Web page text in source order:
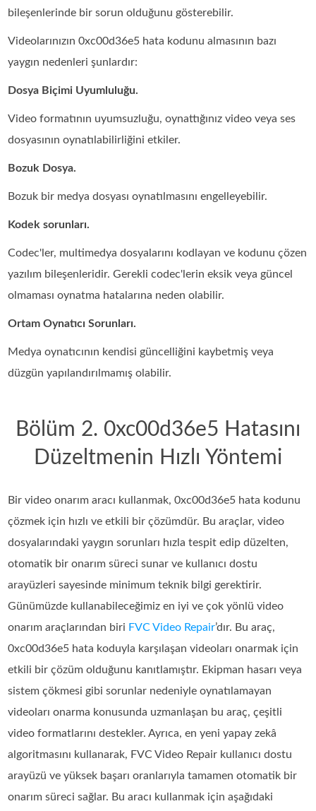
bileşenlerinde bir sorun olduğunu gösterebilir.
Videolarınızın 0xc00d36e5 hata kodunu almasının bazı
yaygın nedenleri şunlardır:
Dosya Biçimi Uyumluluğu.
Video formatının uyumsuzluğu, oynattığınız video veya ses
dosyasının oynatılabilirliğini etkiler.
Bozuk Dosya.
Bozuk bir medya dosyası oynatılmasını engelleyebilir.
Kodek sorunları.
Codec'ler, multimedya dosyalarını kodlayan ve kodunu çözen
yazılım bileşenleridir. Gerekli codec'lerin eksik veya güncel
olmaması oynatma hatalarına neden olabilir.
Ortam Oynatıcı Sorunları.
Medya oynatıcının kendisi güncelliğini kaybetmiş veya
düzgün yapılandırılmamış olabilir.
Bölüm 2. 0xc00d36e5 Hatasını
Düzeltmenin Hızlı Yöntemi
Bir video onarım aracı kullanmak, 0xc00d36e5 hata kodunu
çözmek için hızlı ve etkili bir çözümdür. Bu araçlar, video
dosyalarındaki yaygın sorunları hızla tespit edip düzelten,
otomatik bir onarım süreci sunar ve kullanıcı dostu
arayüzleri sayesinde minimum teknik bilgi gerektirir.
Günümüzde kullanabileceğimiz en iyi ve çok yönlü video
onarım araçlarından biri FVC Video Repair’dır. Bu araç,
0xc00d36e5 hata koduyla karşılaşan videoları onarmak için
etkili bir çözüm olduğunu kanıtlamıştır. Ekipman hasarı veya
sistem çökmesi gibi sorunlar nedeniyle oynatılamayan
videoları onarma konusunda uzmanlaşan bu araç, çeşitli
video formatlarını destekler. Ayrıca, en yeni yapay zekâ
algoritmasını kullanarak, FVC Video Repair kullanıcı dostu
arayüzü ve yüksek başarı oranlarıyla tamamen otomatik bir
onarım süreci sağlar. Bu aracı kullanmak için aşağıdaki